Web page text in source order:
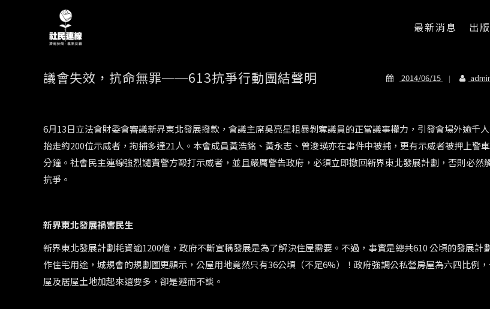
最新消息 出
議會失效，抗命無罪──613抗爭行動團結聲明 2014/06/15
6月13日立法會財委會審議新界東北發展撥款，會議主席吳亮星粗暴剝奪議員的正當議事權力，引發會場外逾千
抬走約200位示威者，拘捕多達21人。本會成員黃浩銘、黃永志、曾浚瑛亦在事件中被捕，更有示威者被押上警
分鐘。社會民主連線強烈譴責警方毆打示威者，並且嚴厲警告政府，必須立即撤回新界東北發展計劃，否則必然
抗爭。
新界東北發展禍害民生
新界東北發展計劃耗資逾1200億，政府不斷宣稱發展是為了解決住屋需要。不過，事實是總共610 公頃的發展計
作住宅用途，城規會的規劃圖更顯示，公屋用地竟然只有36公頃（不足6%）！政府強調公私營房屋為六四比例
屋及居屋土地加起來還要多，卻是避而不談。